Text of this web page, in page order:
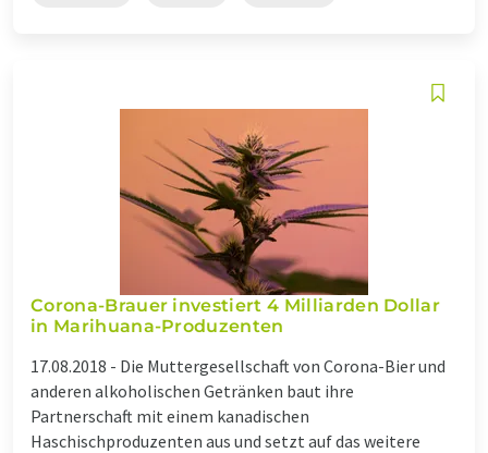
Corona-Brauer investiert 4 Milliarden Dollar
in Marihuana-Produzenten
17.08.2018 - Die Muttergesellschaft von Corona-Bier und
anderen alkoholischen Getränken baut ihre
Partnerschaft mit einem kanadischen
Haschischproduzenten aus und setzt auf das weitere